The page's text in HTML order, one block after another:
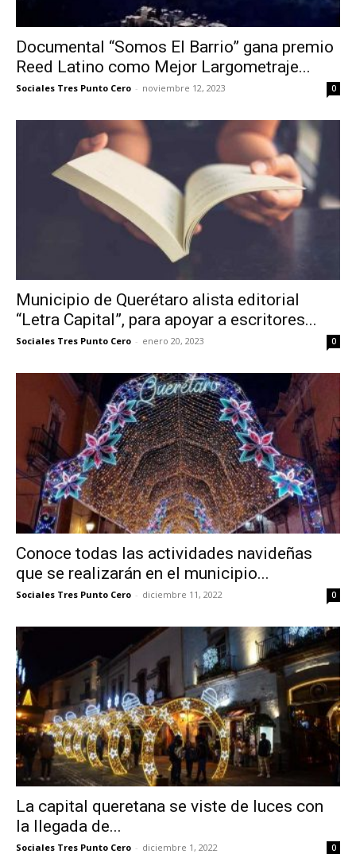
Documental “Somos El Barrio” gana premio
Reed Latino como Mejor Largometraje...
Sociales Tres Punto Cero - noviembre 12, 2023 0
Municipio de Querétaro alista editorial
“Letra Capital”, para apoyar a escritores...
Sociales Tres Punto Cero - enero 20, 2023 0
Conoce todas las actividades navideñas
que se realizarán en el municipio...
Sociales Tres Punto Cero - diciembre 11, 2022 0
La capital queretana se viste de luces con
la llegada de...
Sociales Tres Punto Cero - diciembre 1, 2022 0